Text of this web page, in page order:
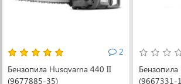
2
Бензопила Husqvarna 440 II
(9677885-35)
(9667331-